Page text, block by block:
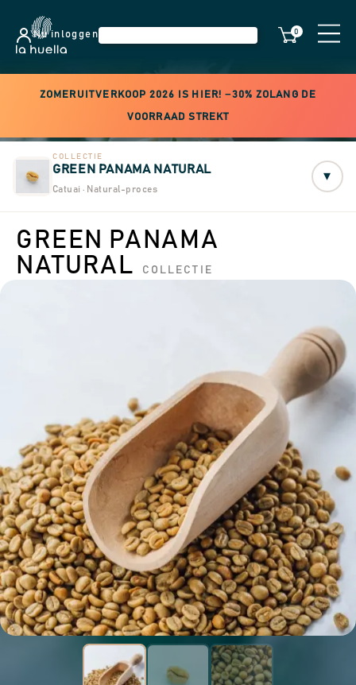
Nu inloggen 0
ZOMERUITVERKOOP 2026 IS HIER! −30% ZOLANG DE
VOORRAAD STREKT
COLLECTIE
GREEN PANAMA NATURAL
Catuai · Natural-proces
▾
GREEN PANAMA
NATURAL
COLLECTIE